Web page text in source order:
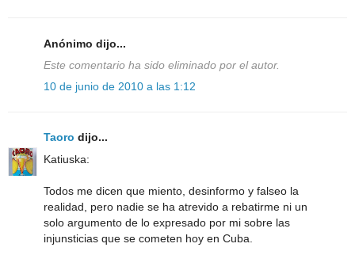
Anónimo dijo...
Este comentario ha sido eliminado por el autor.
10 de junio de 2010 a las 1:12
Taoro dijo...
Katiuska:
Todos me dicen que miento, desinformo y falseo la
realidad, pero nadie se ha atrevido a rebatirme ni un
solo argumento de lo expresado por mi sobre las
injunsticias que se cometen hoy en Cuba.